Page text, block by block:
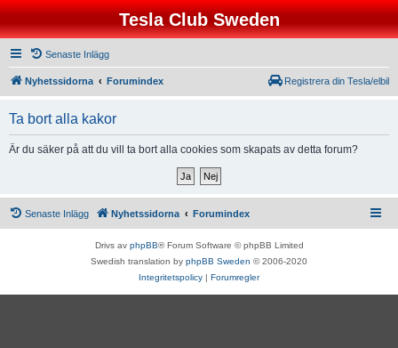
Tesla Club Sweden
Senaste Inlägg
Nyhetssidorna Forumindex Registrera din Tesla/elbil
Ta bort alla kakor
Är du säker på att du vill ta bort alla cookies som skapats av detta forum?
Senaste Inlägg Nyhetssidorna Forumindex
Drivs av phpBB® Forum Software © phpBB Limited
Swedish translation by phpBB Sweden © 2006-2020
Integritetspolicy | Forumregler